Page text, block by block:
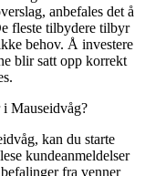
anbefales det å
fleste tilbydere tilbyr
behov. Å investere
blir satt opp korrekt
Mauseidvåg?
kan du starte
kundeanmeldelser
fra venner